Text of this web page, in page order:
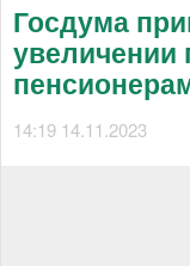
Госдума
14:19 14.11.2023